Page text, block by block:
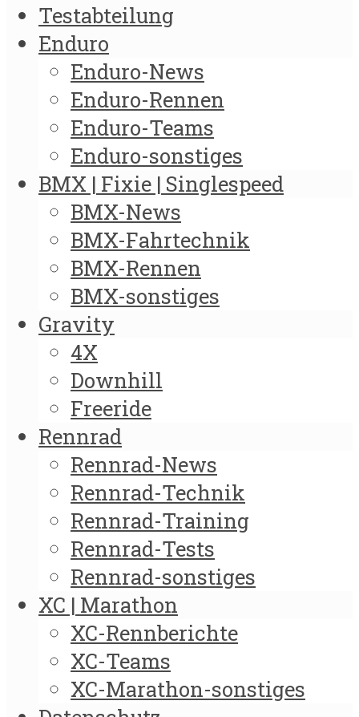
Testabteilung
Enduro
Enduro-News
Enduro-Rennen
Enduro-Teams
Enduro-sonstiges
BMX | Fixie | Singlespeed
BMX-News
BMX-Fahrtechnik
BMX-Rennen
BMX-sonstiges
Gravity
4X
Downhill
Freeride
Rennrad
Rennrad-News
Rennrad-Technik
Rennrad-Training
Rennrad-Tests
Rennrad-sonstiges
XC | Marathon
XC-Rennberichte
XC-Teams
XC-Marathon-sonstiges